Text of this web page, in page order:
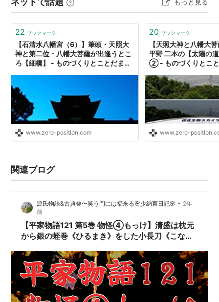
た。 兜をぬぎ、手水《ちょうず》うがいをして身を浄め
ると、京都の方を伏し拝んだ。 「…
もっと見る
22 ブックマーク
【石清水八幡宮（6）】筆頭・天照大
神と第二位・八幡大菩薩が出逢うとこ
ろ【細橋】 - ものづくりとことだまの
www.zero-position.com
20 ブックマーク
【天照大神と八幡大
平野 二本の【太陽の
② - ものづくりとこ
www.zero-
関連ブログ
源氏物語&古典🪷〜笑う門には福来る🌸少納言日記🌸 • 2年
前
【平家物語121 第5巻 物怪④もっけ】清盛は枕元
から銀の蛭巻《ひるまき》をした小長刀《こなぎ
いたが、ある夜消えた。これは大明神から授けら
れたものであった。